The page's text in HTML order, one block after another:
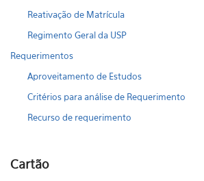
Reativação de Matrícula
Regimento Geral da USP
Requerimentos
Aproveitamento de Estudos
Critérios para análise de Requerimento
Recurso de requerimento
Cartão